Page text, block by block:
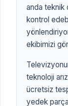
anda teknik
kontrol
ekibimizi
teknoloji
ücretsiz
yedek